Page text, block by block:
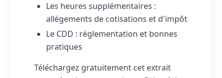
Les heures supplémentaires :
allégements de cotisations et d'impôt
Le CDD : réglementation et bonnes
pratiques
Téléchargez gratuitement cet extrait